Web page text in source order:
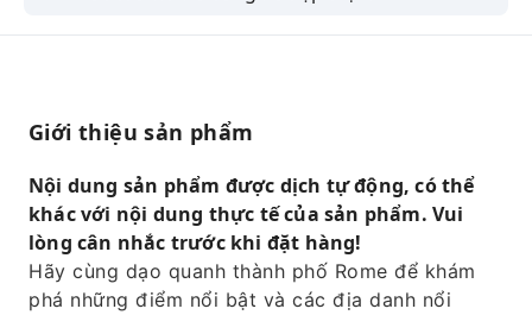
Trải nghiệm phong tục và truyền thống địa
dẫn viên giàu kinh nghiệm của bạn.
Rome
Giới thiệu sản phẩm
Nội dung sản phẩm được dịch tự động, có thể
khác với nội dung thực tế của sản phẩm. Vui
lòng cân nhắc trước khi đặt hàng!
Hãy cùng dạo quanh thành phố Rome để khám
phá những điểm nổi bật và các địa danh nổi